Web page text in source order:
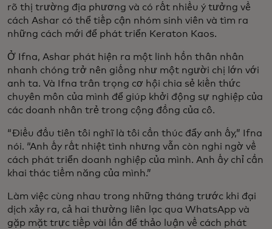
rõ thị trường địa phương và có rất nhiều ý tưởng về
cách Ashar có thể tiếp cận nhóm sinh viên và tìm ra
những cách mới để phát triển Keraton Kaos.
Ở Ifna, Ashar phát hiện ra một linh hồn thân nhân
nhanh chóng trở nên giống như một người chị lớn với
anh ta. Và Ifna trân trọng cơ hội chia sẻ kiến thức
chuyên môn của mình để giúp khởi động sự nghiệp của
các doanh nhân trẻ trong cộng đồng của cô.
“Điều đầu tiên tôi nghĩ là tôi cần thúc đẩy anh ấy,” Ifna
nói. “Anh ấy rất nhiệt tình nhưng vẫn còn nghi ngờ về
cách phát triển doanh nghiệp của mình. Anh ấy chỉ cần
khai thác tiềm năng của mình.”
Làm việc cùng nhau trong những tháng trước khi đại
dịch xảy ra, cả hai thường liên lạc qua WhatsApp và
gặp mặt trực tiếp vài lần để thảo luận về cách phát